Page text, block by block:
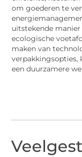
om goederen te
uitstekende
ecologische
maken van
verpakkingsopties,
een duurzamere